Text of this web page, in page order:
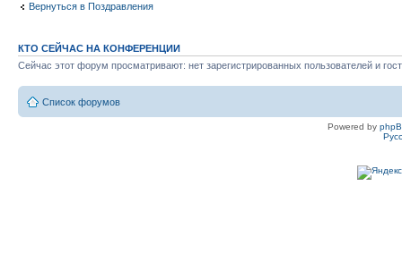
Вернуться в Поздравления
КТО СЕЙЧАС НА КОНФЕРЕНЦИИ
Сейчас этот форум просматривают: нет зарегистрированных пользователей и
Список форумов
Powered by